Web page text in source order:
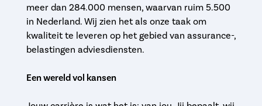
meer dan 284.000 mensen, waarvan ruim 5.500
in Nederland. Wij zien het als onze taak om
kwaliteit te leveren op het gebied van assurance-,
belastingen adviesdiensten.
Een wereld vol kansen